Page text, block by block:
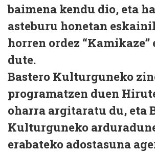
baimena kendu dio, eta
asteburu honetan
horren ordez
dute.
Bastero Kulturguneko
programatzen duen
oharra argitaratu du, eta
Kulturguneko
erabateko adostasuna